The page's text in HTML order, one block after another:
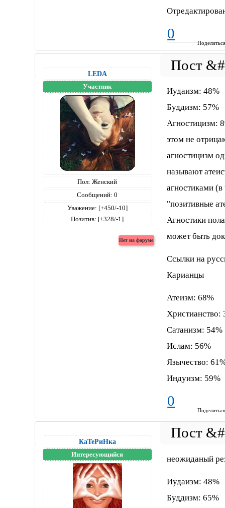
0
LEDA
Участник
Пол: Женский
Сообщений: 0
Уважение: [+450/-10]
Позитив: [+328/-1]
Иудаизм: 48%
Буддизм: 57%
Агностицизм:
этом не
агностицизм
называют
агностиками
"позитивные
Агностики
может быть
Ссылки на
Карианцы
Атеизм: 68%
Христианство:
Сатанизм: 54%
Ислам: 56%
Язычество:
Индуизм: 59%
0
КаТеРиНка
Интересующийся неожиданый
Иудаизм: 48%
Буддизм: 65%